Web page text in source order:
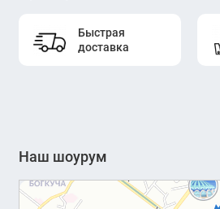
Быстрая
доставка
Наш шоурум